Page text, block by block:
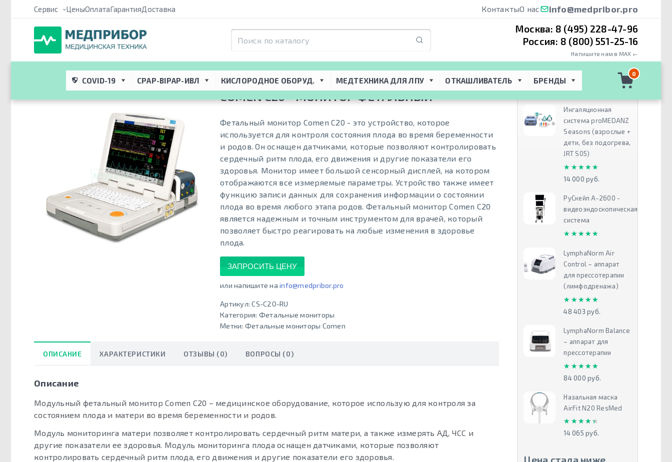
Сервис ЦеныОплатаГарантияДоставка КонтактыО нас info@medpribor.pro
Москва: 8 (495) 228-47-96
Россия: 8 (800) 551-25-16
Напишите нам в MAX ←
COVID-19 CPAP-BIPAP-ИВЛ КИСЛОРОДНОЕ ОБОРУД. МЕДТЕХНИКА ДЛЯ ЛПУ ОТКАШЛИВАТЕЛЬ БРЕНДЫ
0
COMEN C20 - МОНИТОР ФЕТАЛЬНЫЙ
Фетальный монитор Comen C20 - это устройство, которое
используется для контроля состояния плода во время беременности
и родов. Он оснащен датчиками, которые позволяют контролировать
сердечный ритм плода, его движения и другие показатели его
здоровья. Монитор имеет большой сенсорный дисплей, на котором
отображаются все измеряемые параметры. Устройство также имеет
функцию записи данных для сохранения информации о состоянии
плода во время любого этапа родов. Фетальный монитор Comen C20
является надежным и точным инструментом для врачей, который
позволяет быстро реагировать на любые изменения в здоровье
плода.
ЗАПРОСИТЬ ЦЕНУ
или напишите наinfo@medpribor.pro
Артикул:CS-C20-RU
Категория: Фетальные мониторы
Метки: Фетальные мониторы Comen
ОПИСАНИЕ ХАРАКТЕРИСТИКИ ОТЗЫВЫ (0) ВОПРОСЫ (0)
Описание
Модульный фетальный монитор Comen C20 – медицинское оборудование, которое использую для контроля за
состоянием плода и матери во время беременности и родов.
Модуль мониторинга матери позволяет контролировать сердечный ритм матери, а также измерять АД, ЧСС и
другие показатели ее здоровья. Модуль мониторинга плода оснащен датчиками, которые позволяют
контролировать сердечный ритм плода, его движения и другие показатели его здоровья.
Рекомендуем
Ингаляционная
система proMEDANZ
Seasons (взрослые +
дети, без подогрева,
JRT S05)
★★★★★
★★★★★
14 000 руб.
РуСкейп А-2600 -
видеоэндоскопическая
система
★★★★★
★★★★★
LymphaNorm Air
Control – аппарат
для прессотерапии
(лимфодренажа)
★★★★★
★★★★★
48 403 руб.
LymphaNorm Balance
– аппарат для
прессотерапии
★★★★★
★★★★★
84 000 руб.
Назальная маска
AirFit N20 ResMed
★★★★★
★★★★★
14 065 руб.
Цена стала ниже